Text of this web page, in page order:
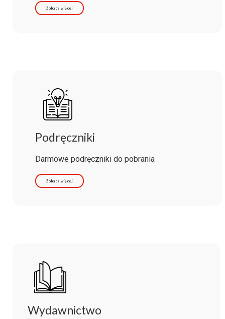
Zobacz więcej
Podręczniki
Darmowe podręczniki do pobrania
Zobacz więcej
Wydawnictwo